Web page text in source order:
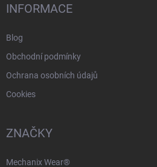
INFORMACE
Blog
Obchodní podmínky
Ochrana osobních údajů
Cookies
ZNAČKY
Mechanix Wear®